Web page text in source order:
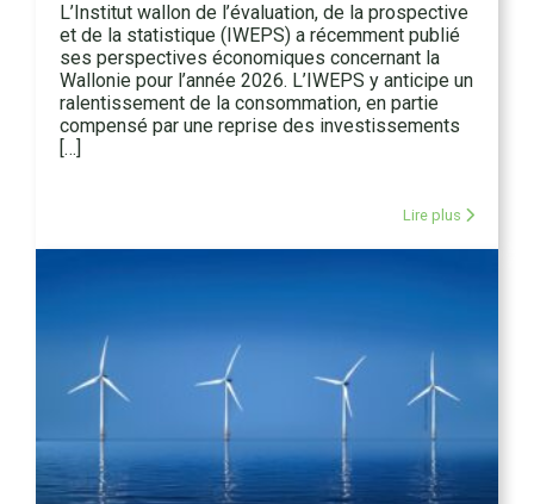
L’Institut wallon de l’évaluation, de la prospective
et de la statistique (IWEPS) a récemment publié
ses perspectives économiques concernant la
Wallonie pour l’année 2026. L’IWEPS y anticipe un
ralentissement de la consommation, en partie
compensé par une reprise des investissements
[…]
Lire plus